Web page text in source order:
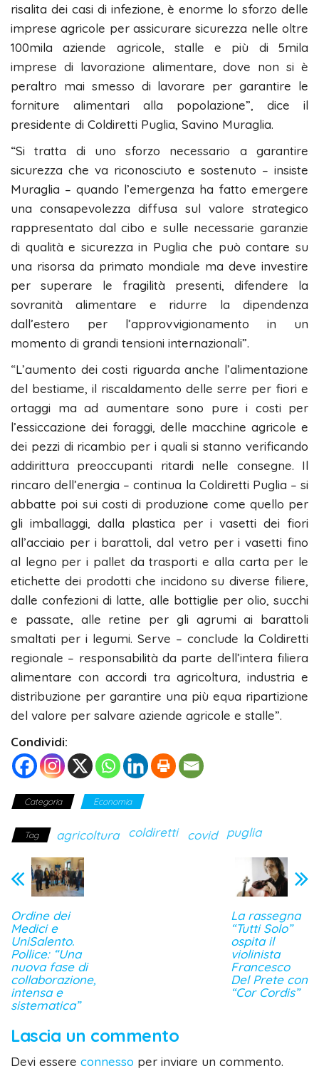
risalita dei casi di infezione, è enorme lo sforzo delle
imprese agricole per assicurare sicurezza nelle oltre
100mila aziende agricole, stalle e più di 5mila
imprese di lavorazione alimentare, dove non si è
peraltro mai smesso di lavorare per garantire le
forniture alimentari alla popolazione”, dice il
presidente di Coldiretti Puglia, Savino Muraglia.
“Si tratta di uno sforzo necessario a garantire
sicurezza che va riconosciuto e sostenuto – insiste
Muraglia – quando l’emergenza ha fatto emergere
una consapevolezza diffusa sul valore strategico
rappresentato dal cibo e sulle necessarie garanzie
di qualità e sicurezza in Puglia che può contare su
una risorsa da primato mondiale ma deve investire
per superare le fragilità presenti, difendere la
sovranità alimentare e ridurre la dipendenza
dall’estero per l’approvvigionamento in un
momento di grandi tensioni internazionali”.
“L’aumento dei costi riguarda anche l’alimentazione
del bestiame, il riscaldamento delle serre per fiori e
ortaggi ma ad aumentare sono pure i costi per
l’essiccazione dei foraggi, delle macchine agricole e
dei pezzi di ricambio per i quali si stanno verificando
addirittura preoccupanti ritardi nelle consegne. Il
rincaro dell’energia – continua la Coldiretti Puglia – si
abbatte poi sui costi di produzione come quello per
gli imballaggi, dalla plastica per i vasetti dei fiori
all’acciaio per i barattoli, dal vetro per i vasetti fino
al legno per i pallet da trasporti e alla carta per le
etichette dei prodotti che incidono su diverse filiere,
dalle confezioni di latte, alle bottiglie per olio, succhi
e passate, alle retine per gli agrumi ai barattoli
smaltati per i legumi. Serve – conclude la Coldiretti
regionale – responsabilità da parte dell’intera filiera
alimentare con accordi tra agricoltura, industria e
distribuzione per garantire una più equa ripartizione
del valore per salvare aziende agricole e stalle”.
Condividi:
Categoria Economia
Tag agricoltura coldiretti covid puglia
Ordine dei
Medici e
UniSalento.
Pollice: “Una
nuova fase di
collaborazione,
intensa e
sistematica”
La rassegna
“Tutti Solo”
ospita il
violinista
Francesco
Del Prete con
“Cor Cordis”
Lascia un commento
Devi essere connesso per inviare un commento.